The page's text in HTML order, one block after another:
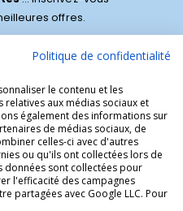
offres.
religieuse chrétienne de
Politique de confidentialité
le contenu et les
aux médias sociaux et
également des informations sur
de médias sociaux, de
celles-ci avec d'autres
ou qu'ils ont collectées lors de
données sont collectées pour
l'efficacité des campagnes
partagées avec Google LLC. Pour